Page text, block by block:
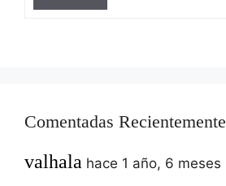
Comentadas Recientemente
valhala hace 1 año, 6 meses